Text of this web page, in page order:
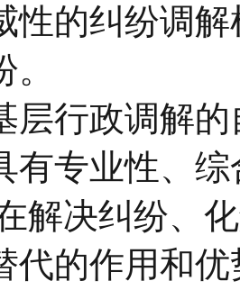
性的纠纷调
层行政调解
有专业性、
解决纠纷、
代的作用和